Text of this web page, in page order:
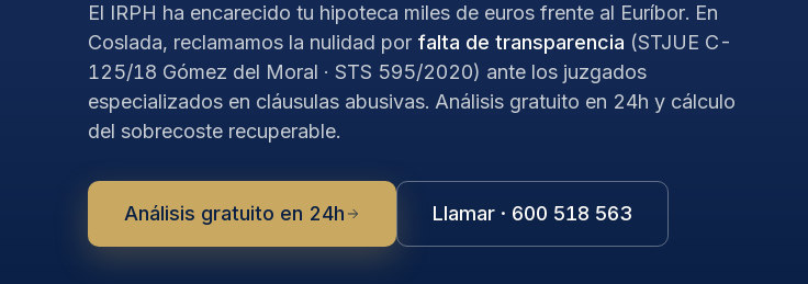
El IRPH ha encarecido tu hipoteca miles de euros frente al Euríbor. En
Coslada, reclamamos la nulidad por falta de transparencia (STJUE C-
125/18 Gómez del Moral · STS 595/2020) ante los juzgados
especializados en cláusulas abusivas. Análisis gratuito en 24h y cálculo
del sobrecoste recuperable.
Análisis gratuito en 24h Llamar · 600 518 563